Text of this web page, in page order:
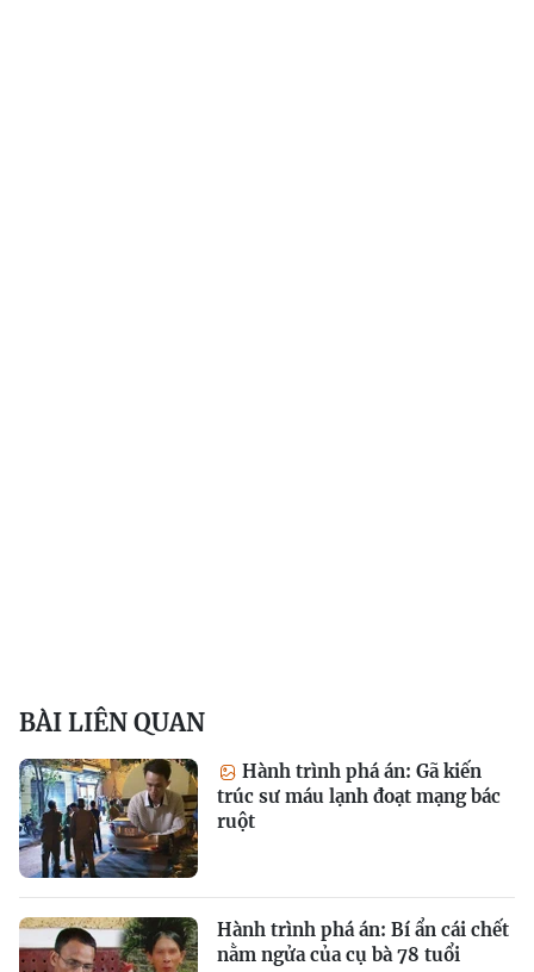
BÀI LIÊN QUAN
Hành trình phá án: Gã kiến
trúc sư máu lạnh đoạt mạng bác
ruột
Hành trình phá án: Bí ẩn cái chết
nằm ngửa của cụ bà 78 tuổi